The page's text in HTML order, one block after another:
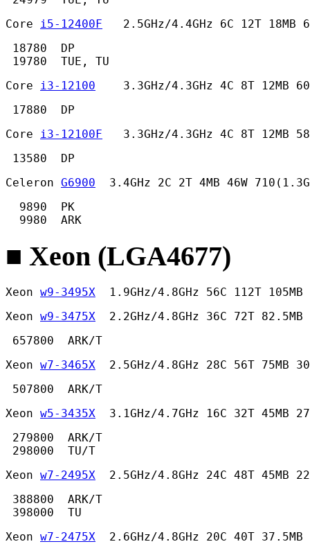
Core i5-12400F
2.5GHz/4.4GHz 6C 12T 18MB
18780  DP
19780  TUE, TU
Core i3-12100
3.3GHz/4.3GHz 4C 8T 12MB
17880  DP
Core i3-12100F
3.3GHz/4.3GHz 4C 8T 12MB
13580  DP
Celeron G6900
3.4GHz 2C 2T 4MB 46W
  9890  PK
  9980  ARK
■ Xeon (LGA4677)
Xeon w9-3495X
1.9GHz/4.8GHz 56C 112T 105MB
Xeon w9-3475X
2.2GHz/4.8GHz 36C 72T 82.5MB
657800  ARK/T
Xeon w7-3465X
2.5GHz/4.8GHz 28C 56T 75MB
507800  ARK/T
Xeon w5-3435X
3.1GHz/4.7GHz 16C 32T 45MB
279800  ARK/T
298000  TU/T
Xeon w7-2495X
2.5GHz/4.8GHz 24C 48T 45MB
388800  ARK/T
398000  TU
Xeon w7-2475X
2.6GHz/4.8GHz 20C 40T 37.5MB